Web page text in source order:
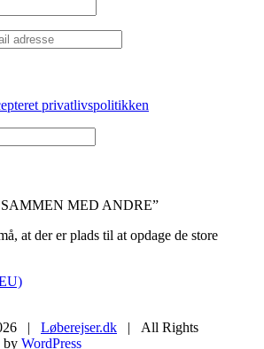
privatlivspolitikken
MED ANDRE”
at der er plads til at opdage de store
| Løberejser.dk | All Rights
by WordPress